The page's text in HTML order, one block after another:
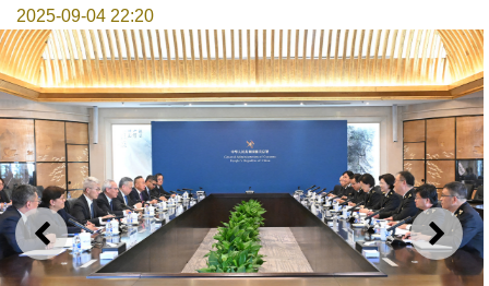
2025-09-04 22:20
上一則 下一